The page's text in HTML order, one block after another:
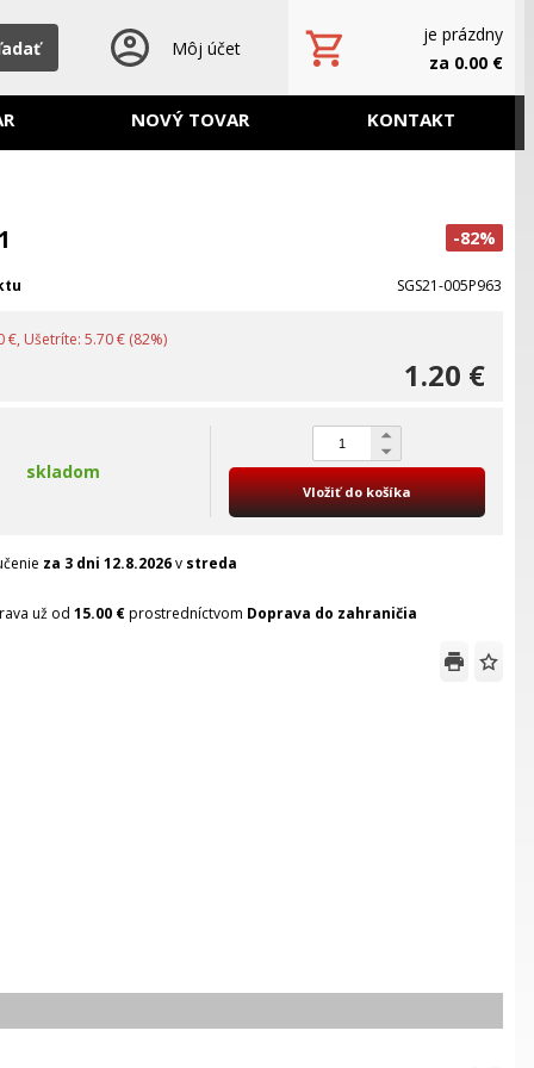
Môj účet
je prázdny
za 0.00 €
NOVÝ TOVAR KONTAKT
-82%
SGS21-005P963
€, Ušetríte: 5.70 € (82%)
1.20 €
skladom
Vložiť do košíka
za 3 dni 12.8.2026v streda
už od 15.00 €prostredníctvom Doprava do zahraničia